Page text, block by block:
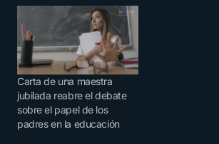
Carta de una maestra
jubilada reabre el debate
sobre el papel de los
padres en la educación